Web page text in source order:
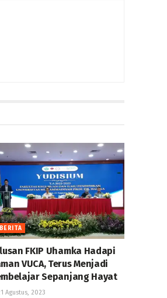
BERITA
FKIP Uhamka Hadapi
VUCA, Terus Menjadi
Sepanjang Hayat
Agustus, 2023